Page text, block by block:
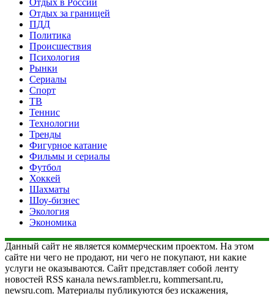
Отдых за границей
ПДД
Политика
Происшествия
Психология
Рынки
Сериалы
Спорт
ТВ
Теннис
Технологии
Тренды
Фигурное катание
Фильмы и сериалы
Футбол
Хоккей
Шахматы
Шоу-бизнес
Экология
Экономика
Данный сайт не является коммерческим проектом. На этом
сайте ни чего не продают, ни чего не покупают, ни какие
услуги не оказываются. Сайт представляет собой ленту
новостей RSS канала news.rambler.ru, kommersant.ru,
newsru.com. Материалы публикуются без искажения,